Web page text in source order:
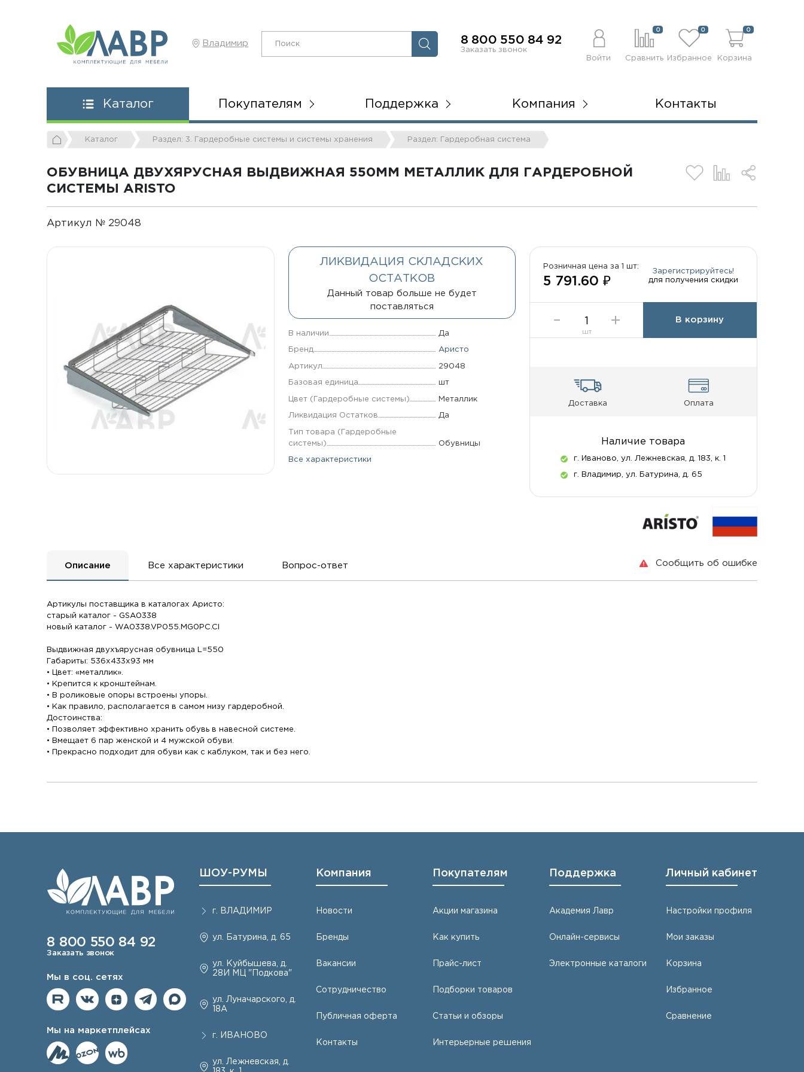
Владимир 8 800 550 84 92
Заказать звонок
Войти
0
Сравнить
0
Избранное
0
Корзина
Каталог Покупателям Поддержка Компания Контакты
Каталог Раздел: 3. Гардеробные системы и системы хранения Раздел: Гардеробная система
ОБУВНИЦА ДВУХЯРУСНАЯ ВЫДВИЖНАЯ 550ММ МЕТАЛЛИК ДЛЯ ГАРДЕРОБНОЙ
СИСТЕМЫ ARISTO
Артикул № 29048
ЛИКВИДАЦИЯ СКЛАДСКИХ
ОСТАТКОВ
Данный товар больше не будет
поставляться
В наличии Да
Бренд Аристо
Артикул 29048
Базовая единица шт
Цвет (Гардеробные системы) Металлик
Ликвидация Остатков Да
Тип товара (Гардеробные
системы)
Обувницы
Все характеристики
Розничная цена за 1 шт:
5 791.60 ₽
Зарегистрируйтесь!
для получения скидки
шт
В корзину
Доставка Оплата
Наличие товара
г. Иваново, ул. Лежневская, д. 183, к. 1
г. Владимир, ул. Батурина, д. 65
Сообщить об ошибке
Описание Все характеристики Вопрос-ответ
Артикулы поставщика в каталогах Аристо:
старый каталог - GSA0338
новый каталог - WA0338.VP055.MG0PC.CI
Выдвижная двухъярусная обувница L=550
Габариты: 536х433х93 мм
• Цвет: «металлик».
• Крепится к кронштейнам.
• В роликовые опоры встроены упоры.
• Как правило, располагается в самом низу гардеробной.
Достоинства:
• Позволяет эффективно хранить обувь в навесной системе.
• Вмещает 6 пар женской и 4 мужской обуви.
• Прекрасно подходит для обуви как с каблуком, так и без него.
8 800 550 84 92
Заказать звонок
Мы в соц. сетях
Мы на маркетплейсах
ШОУ-РУМЫ
г. ВЛАДИМИР
ул. Батурина, д. 65
ул. Куйбышева, д.
28И МЦ "Подкова"
ул. Луначарского, д.
18А
г. ИВАНОВО
ул. Лежневская, д.
Компания
Новости
Бренды
Вакансии
Сотрудничество
Публичная оферта
Контакты
Покупателям
Акции магазина
Как купить
Прайс-лист
Подборки товаров
Статьи и обзоры
Интерьерные решения
Поддержка
Академия Лавр
Онлайн-сервисы
Электронные каталоги
Личный кабинет
Настройки профиля
Мои заказы
Корзина
Избранное
Сравнение